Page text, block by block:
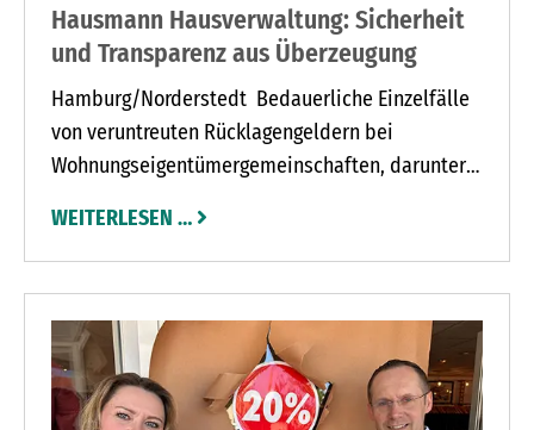
Hausmann Hausverwaltung: Sicherheit
und Transparenz aus Überzeugung
Hamburg/Norderstedt Bedauerliche Einzelfälle
von veruntreuten Rücklagengeldern bei
Wohnungseigentümergemeinschaften, darunter
haben in jüngster Vergangenheit für
Verunsicherung bei vielen Eigentümern gesorgt.
Für betroffene Gemeinschaften sind solche
Vorfälle oftmals existenziell und mit
erheblichem Vertrauensverlust verbunden.
WEITERLESEN …